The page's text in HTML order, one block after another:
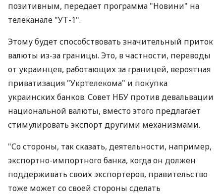
позитивным, передает программа "Новини" на
телеканале "УТ-1".
Этому будет способствовать значительный приток
валюты из-за границы. Это, в частности, переводы
от украинцев, работающих за границей, вероятная
приватизация "Укртелекома" и покупка
украинских банков. Совет НБУ против девальвации
национальной валюты, вместо этого предлагает
стимулировать экспорт другими механизмами.
"Со стороны, так сказать, деятельности, например,
экспортно-импортного банка, когда он должен
поддерживать своих экспортеров, правительство
тоже может со своей стороны сделать